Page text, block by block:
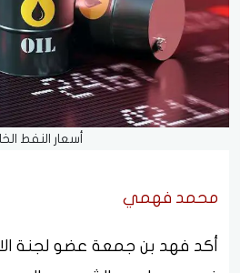
أسعار النفط
محمد فهمي
أكد فهد بن جمعة عضو لجنة